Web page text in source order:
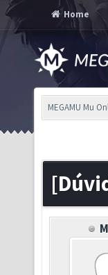
Home
MEGAMU Mu